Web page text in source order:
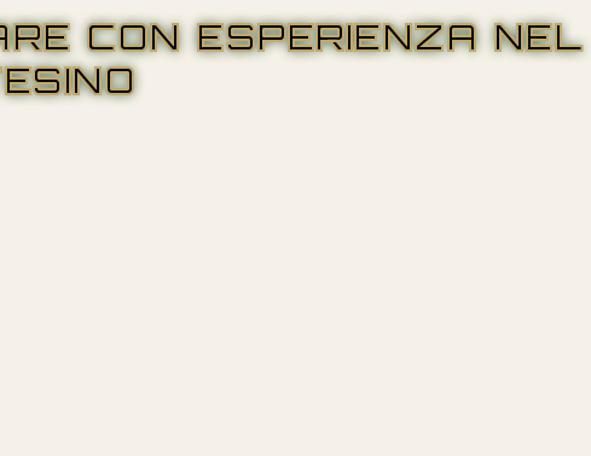
CON ESPERIENZA NEL